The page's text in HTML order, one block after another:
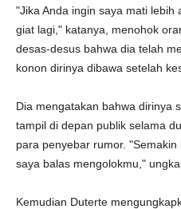
"Jika Anda ingin saya mati lebih
giat lagi," katanya, menohok
desas-desus bahwa dia telah
konon dirinya dibawa setelah
Dia mengatakan bahwa dirinya
tampil di depan publik selama
para penyebar rumor.
saya balas mengolokmu,"
Kemudian Duterte